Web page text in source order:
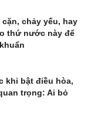
chảy yếu, hay
thứ nước này để
khi bật điều hòa,
trọng: Ai bỏ